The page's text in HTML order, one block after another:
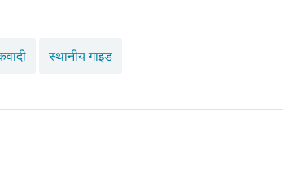
स्थानीय गाइड